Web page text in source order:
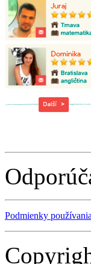
Podmienky používania